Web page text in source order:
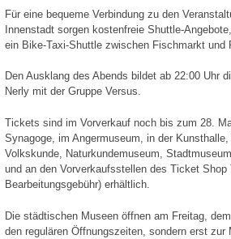
Für eine bequeme Verbindung zu den
Innenstadt sorgen kostenfreie Shuttle-
ein Bike-Taxi-Shuttle zwischen Fischmarkt und
Den Ausklang des Abends bildet ab 22:00 Uhr
Nerly mit der Gruppe Versus.
Tickets sind im Vorverkauf noch bis zum 28.
Synagoge, im Angermuseum, in der
Volkskunde, Naturkundemuseum,
und an den Vorverkaufsstellen des Ticket Shop
Bearbeitungsgebühr) erhältlich.
Die städtischen Museen öffnen am Freitag,
den regulären Öffnungszeiten, sondern erst zur